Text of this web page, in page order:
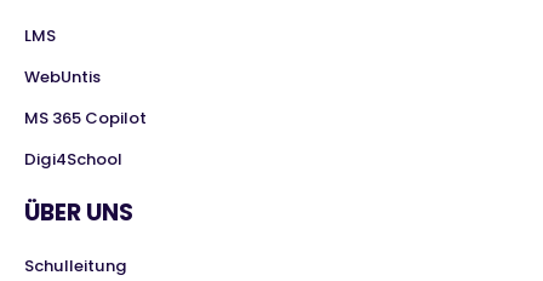
LMS
WebUntis
MS 365 Copilot
Digi4School
ÜBER UNS
Schulleitung